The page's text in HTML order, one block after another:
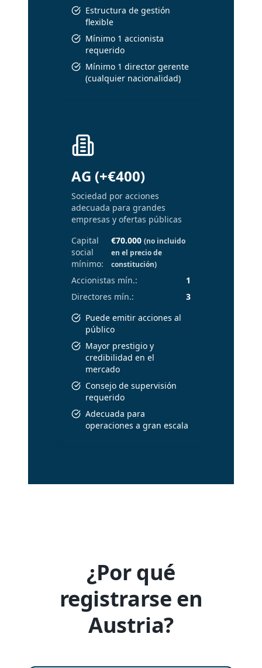
Estructura de gestión
flexible
Mínimo 1 accionista
requerido
Mínimo 1 director gerente
(cualquier nacionalidad)
AG (+€400)
Sociedad por acciones
adecuada para grandes
empresas y ofertas públicas
Capital
social
mínimo:
€70.000 (no incluido
en el precio de
constitución)
Accionistas mín.:
1
Directores mín.:
3
Puede emitir acciones al
público
Mayor prestigio y
credibilidad en el
mercado
Consejo de supervisión
requerido
Adecuada para
operaciones a gran escala
¿Por qué
registrarse en
Austria?